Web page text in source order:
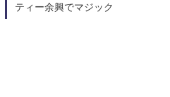
ティー余興でマジック